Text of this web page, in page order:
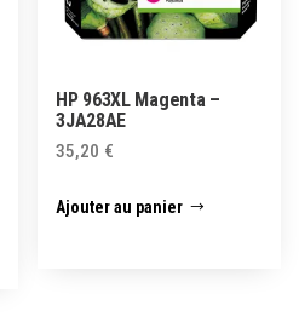
HP 963XL Magenta –
3JA28AE
35,20 €
Ajouter au panier